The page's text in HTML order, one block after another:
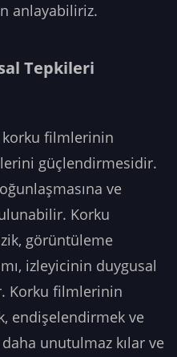
anlayabiliriz.
Tepkileri
korku filmlerinin
güçlendirmesidir.
ve
Korku
görüntüleme
izleyicinin duygusal
Korku filmlerinin
endişelendirmek ve
unutulmaz kılar ve